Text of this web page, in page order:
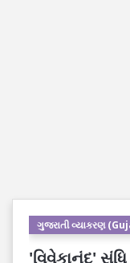
ગુજરાતી વ્યાકરણ
'વિવેકાનંદ' સંધિ